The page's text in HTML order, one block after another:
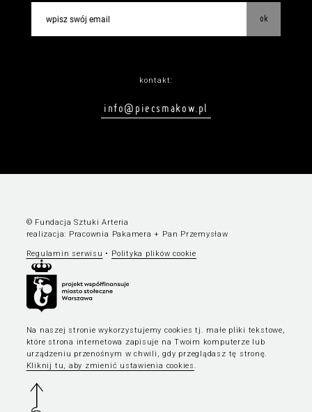
ok
kontakt:
info@piecsmakow.pl
© Fundacja Sztuki Arteria
realizacja: Pracownia Pakamera + Pan Przemysław
Regulamin serwisu • Polityka plików cookie
Na naszej stronie wykorzystujemy cookies tj. małe pliki tekstowe,
które strona internetowa zapisuje na Twoim komputerze lub
urządzeniu przenośnym w chwili, gdy przeglądasz tę stronę.
Kliknij tu, aby zmienić ustawienia cookies.